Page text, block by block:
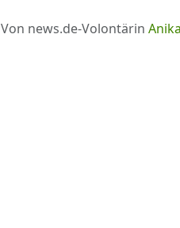
Von news.de-Volontärin